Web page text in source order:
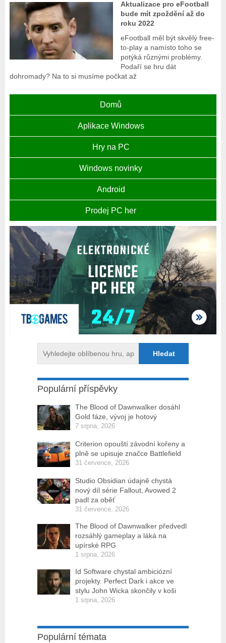
Aktualizace pro eFootball
bude mít zpoždění až do
roku 2022
eFootball měl být skvělý free-
to-play a namísto toho se
potýká různými problémy.
Podaří se hru dát
dohromady? Na to si musíme počkat až
Domů
Aplikace Windows
Hry na PC
Windows novinky
Android
Prodej PC her
Populární příspěvky
The Blood of Dawnwalker dosáhl
Gold fáze, vývoj je hotový
7 srpna, 2026
Criterion opouští závodní kořeny a
plně se upisuje značce Battlefield
31 července, 2026
Studio Obsidian údajně chystá
nový díl série Fallout, Avowed 2
padl za oběť
31 července, 2026
The Blood of Dawnwalker předvedl
rozsáhlý gameplay a láká na
upírské RPG
1 srpna, 2026
Id Software chystal ambiciózní
projekty. Perfect Dark i akce ve
stylu John Wicka skončily v koši
1 srpna, 2026
Populární témata